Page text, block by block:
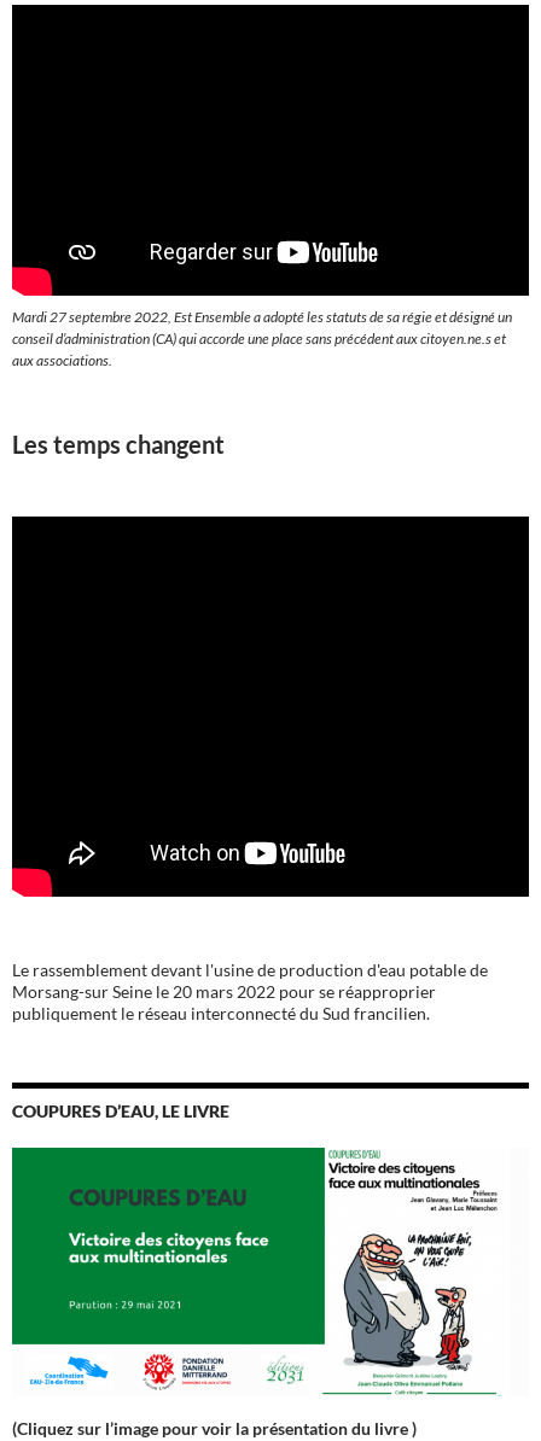
Mardi 27 septembre 2022, Est Ensemble a adopté les statuts de sa régie et désigné un
conseil d’administration (CA) qui accorde une place sans précédent aux citoyen.ne.s et
aux associations.
Les temps changent
Le rassemblement devant l'usine de production d'eau potable de
Morsang-sur Seine le 20 mars 2022 pour se réapproprier
publiquement le réseau interconnecté du Sud francilien.
COUPURES D’EAU, LE LIVRE
(Cliquez sur l’image pour voir la présentation du livre )